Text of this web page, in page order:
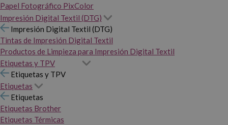
Papel Fotográfico PixColor
Impresión Digital Textil (DTG)
Impresión Digital Textil (DTG)
Tintas de Impresión Digital Textil
Productos de Limpieza para Impresión Digital Textil
Etiquetas y TPV
Etiquetas y TPV
Etiquetas
Etiquetas
Etiquetas Brother
Etiquetas Térmicas